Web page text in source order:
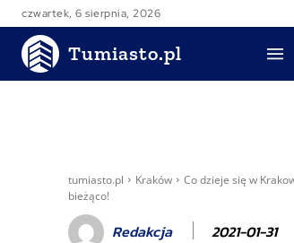
czwartek, 6 sierpnia, 2026
Tumiasto.pl
tumiasto.pl Kraków
Co dzieje się w
bieżąco!
Redakcja 2021-01-31